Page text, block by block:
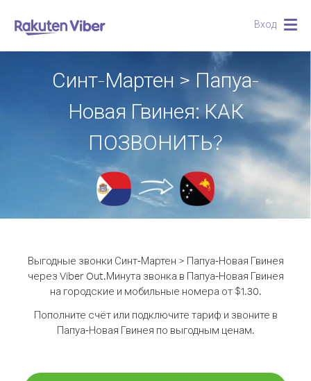
Вход
Синт-Мартен > Папуа-
Новая Гвинея: КАК
ПОЗВОНИТЬ?
Выгодные звонки Синт-Мартен > Папуа-Новая Гвинея
через Viber Out.Минута звонка в Папуа-Новая Гвинея
на городские и мобильные номера от $1.30.
Пополните счёт или подключите тариф и звоните в
Папуа-Новая Гвинея по выгодным ценам.